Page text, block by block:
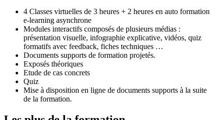
4 Classes virtuelles de 3 heures + 2 heures en auto formation
e-learning asynchrone
Modules interactifs composés de plusieurs médias :
présentation visuelle, infographie explicative, vidéos, quiz
formatifs avec feedback, fiches techniques …
Documents supports de formation projetés.
Exposés théoriques
Etude de cas concrets
Quiz
Mise à disposition en ligne de documents supports à la suite
de la formation.